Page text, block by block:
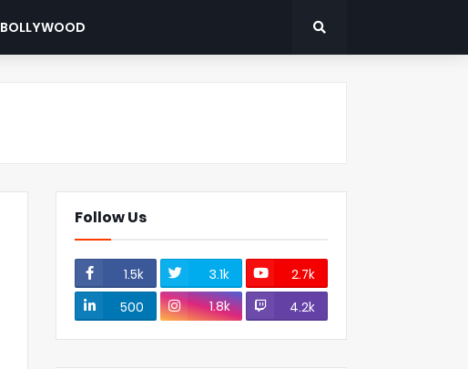
BOLLYWOOD
Follow Us
1.5k 3.1k
2.7k
500
1.8k 4.2k